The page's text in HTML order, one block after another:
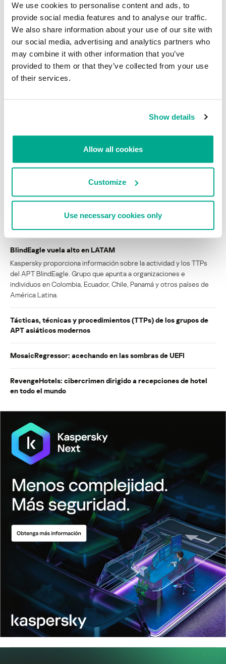
We use cookies to personalise content and ads, to
provide social media features and to analyse our traffic.
We also share information about your use of our site with
our social media, advertising and analytics partners who
may combine it with other information that you’ve
provided to them or that they’ve collected from your use
of their services.
Show details
Allow all cookies
Customize
Use necessary cookies only
punta a punta para defender la
privacidad de sus clientes
SECURELIST
INVESTIGACIÓN
Locky, un troyano cifrador de
alcance mundial
FEDOR SINITSYN
Estados Unidos convoca a
de recompensas del Pentágono
INFORMES
BlindEagle vuela alto en LATAM
Kaspersky proporciona información sobre la actividad y los TTPs
del APT BlindEagle. Grupo que apunta a organizaciones e
individuos en Colombia, Ecuador, Chile, Panamá y otros países de
América Latina.
Tácticas, técnicas y procedimientos (TTPs) de los grupos de
APT asiáticos modernos
MosaicRegressor: acechando en las sombras de UEFI
RevengeHotels: cibercrimen dirigido a recepciones de hotel
en todo el mundo